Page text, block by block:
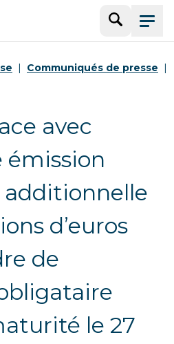
Menu
Communiqués de presse
avec
émission
d’euros
de
le 27